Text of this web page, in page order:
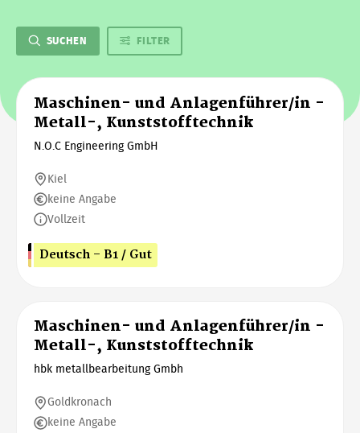
SUCHEN FILTER
Maschinen- und Anlagenführer/in -
Metall-, Kunststofftechnik
N.O.C Engineering GmbH
Kiel
keine Angabe
Vollzeit
Deutsch - B1 / Gut
Maschinen- und Anlagenführer/in -
Metall-, Kunststofftechnik
hbk metallbearbeitung Gmbh
Goldkronach
keine Angabe